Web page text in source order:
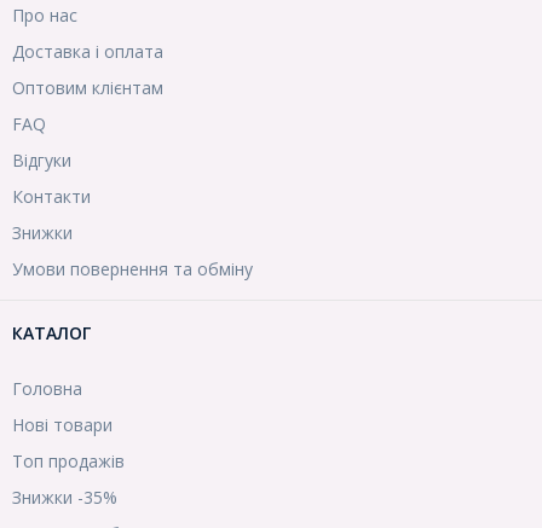
Про нас
Доставка і оплата
Оптовим клієнтам
FAQ
Відгуки
Контакти
Знижки
Умови повернення та обміну
КАТАЛОГ
Головна
Нові товари
Топ продажів
Знижки -35%